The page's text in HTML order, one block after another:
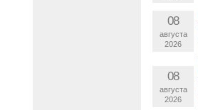
08
августа
2026
08
августа
2026